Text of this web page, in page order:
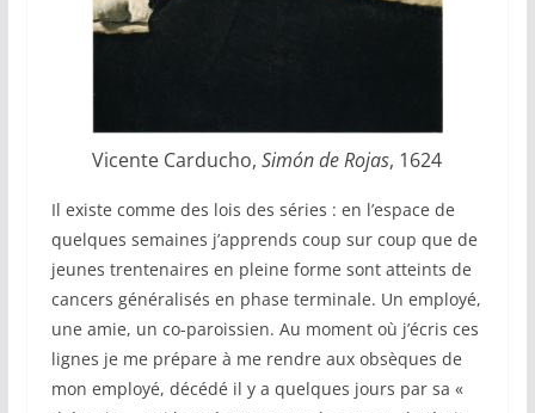
Vicente Carducho,Simón de Rojas, 1624
Il existe comme des lois des séries : en l’espace de
quelques semaines j’apprends coup sur coup que de
jeunes trentenaires en pleine forme sont atteints de
cancers généralisés en phase terminale. Un employé,
une amie, un co-paroissien. Au moment où j’écris ces
lignes je me prépare à me rendre aux obsèques de
mon employé, décédé il y a quelques jours par sa «